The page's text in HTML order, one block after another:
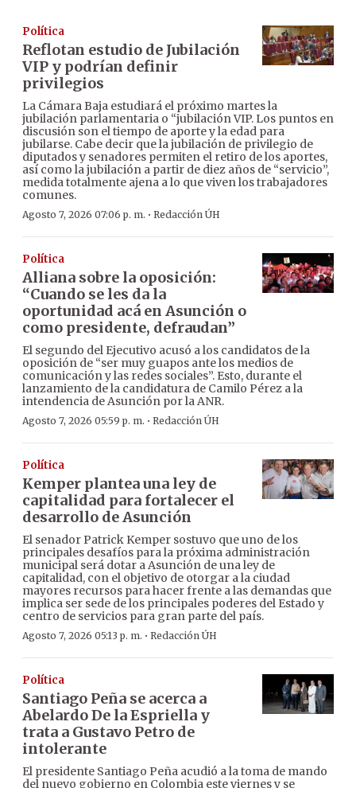
Política
Reflotan estudio de Jubilación
VIP y podrían definir
privilegios
La Cámara Baja estudiará el próximo martes la
jubilación parlamentaria o “jubilación VIP. Los puntos en
discusión son el tiempo de aporte y la edad para
jubilarse. Cabe decir que la jubilación de privilegio de
diputados y senadores permiten el retiro de los aportes,
así como la jubilación a partir de diez años de “servicio”,
medida totalmente ajena a lo que viven los trabajadores
comunes.
Agosto 7, 2026 07:06 p. m. · Redacción ÚH
Política
Alliana sobre la oposición:
“Cuando se les da la
oportunidad acá en Asunción o
como presidente, defraudan”
El segundo del Ejecutivo acusó a los candidatos de la
oposición de “ser muy guapos ante los medios de
comunicación y las redes sociales”. Esto, durante el
lanzamiento de la candidatura de Camilo Pérez a la
intendencia de Asunción por la ANR.
Agosto 7, 2026 05:59 p. m. · Redacción ÚH
Política
Kemper plantea una ley de
capitalidad para fortalecer el
desarrollo de Asunción
El senador Patrick Kemper sostuvo que uno de los
principales desafíos para la próxima administración
municipal será dotar a Asunción de una ley de
capitalidad, con el objetivo de otorgar a la ciudad
mayores recursos para hacer frente a las demandas que
implica ser sede de los principales poderes del Estado y
centro de servicios para gran parte del país.
Agosto 7, 2026 05:13 p. m. · Redacción ÚH
Política
Santiago Peña se acerca a
Abelardo De la Espriella y
trata a Gustavo Petro de
intolerante
El presidente Santiago Peña acudió a la toma de mando
del nuevo gobierno en Colombia este viernes y se